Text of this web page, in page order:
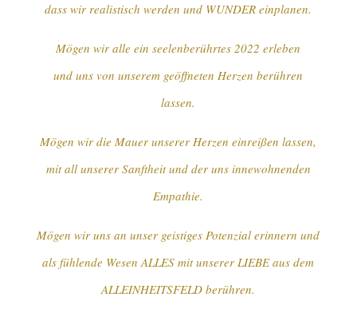
dass wir realistisch werden und WUNDER einplanen.
Mögen wir alle ein seelenberührtes 2022 erleben
und uns von unserem geöffneten Herzen berühren
lassen.
Mögen wir die Mauer unserer Herzen einreißen lassen,
mit all unserer Sanftheit und der uns innewohnenden
Empathie.
Mögen wir uns an unser geistiges Potenzial erinnern und
als fühlende Wesen ALLES mit unserer LIEBE aus dem
ALLEINHEITSFELD berühren.